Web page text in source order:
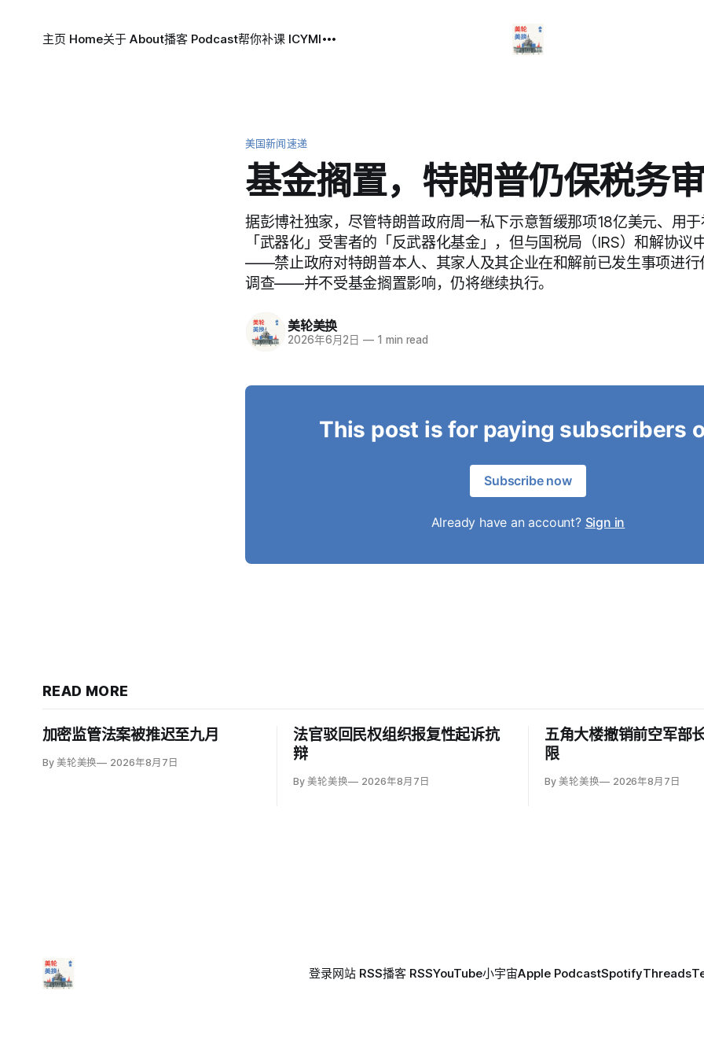
主页 Home关于 About播客 Podcast帮你补课 ICYMI
美国新闻速递
基金搁置，特朗普仍保税务
据彭博社独家，尽管特朗普政府周一私下示意暂缓那项18亿美元、用
「武器化」受害者的「反武器化基金」，但与国税局（IRS）和解协议
——禁止政府对特朗普本人、其家人及其企业在和解前已发生事项进行
调查——并不受基金搁置影响，仍将继续执行。
美轮美换
2026年6月2日 — 1 min read
This post is for paying subscribers
Subscribe now
Already have an account? Sign in
READ MORE
加密监管法案被推迟至九月
By 美轮美换 2026年8月7日
法官驳回民权组织报复性起诉抗
辩
By 美轮美换 2026年8月7日
五角大楼撤销前空军部
限
By 美轮美换 2026年8月7日
登录网站 RSS播客 RSSYouTube小宇宙Apple PodcastSpotifyThreads